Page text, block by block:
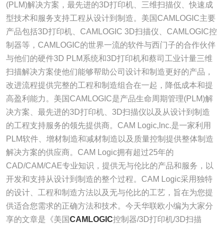
(PLM)解决方案，最先进的3D打印机、三维扫描仪、快速成
型技术和服务支持工程从设计到制造。美国CAMLOGIC主要
产品包括3D打印机、CAMLOGIC 3D扫描仪、CAMLOGIC控
制器等，CAMLOGIC的世界一流的软件与西门子的合作伙伴
与他们的硬件3D PLM系统和3D打印机和蔡司工业计量三维
扫描解决方案使他们能够帮助公司设计和制造更好的产品，
改进流程提供完整的工程和制造组合在一起，降低成本和提
高盈利能力。美国CAMLOGIC是产品生命周期管理(PLM)解
决方案、最先进的3D打印机、3D扫描仪以及从设计到制造
的工程支持服务的领先提供商。CAM Logic,Inc.是一家利用
PLM软件、增材制造和减材制造以及质量控制提供整体制造
解决方案的供应商。CAM Logic拥有超过25年的
CAD/CAM/CAE专业知识，提供无与伦比的产品和服务，以
开发和支持从设计到制造的整个过程。CAM Logic采用独特
的设计、工程和制造方法以及无与伦比的工艺，旨在为您提
供适合您需求的正确方法和技术。今天华联欧小编为大家分
享的文章是《美国CAMLOGIC控制器/3D打印机/3D扫描